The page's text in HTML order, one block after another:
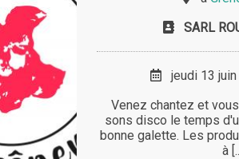
SARL
jeudi 13
Venez chantez et
sons disco le temps
bonne galette. Les
à